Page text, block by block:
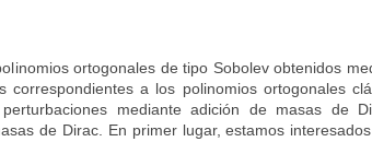
ortogonales de tipo Sobolev obtenidos
correspondientes a los polinomios ortogonales
mediante adición de masas de
de Dirac. En primer lugar, estamos